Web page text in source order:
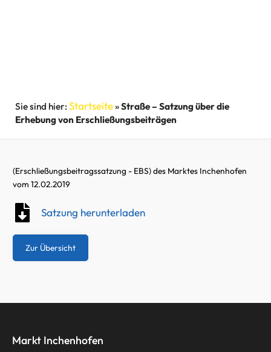
Startseite»Straße – Satzung über die
Erhebung von Erschließungsbeiträgen
(Erschließungsbeitragssatzung - EBS) des Marktes Inchenhofen
vom 12.02.2019
Satzung herunterladen
Zur Übersicht
Markt Inchenhofen